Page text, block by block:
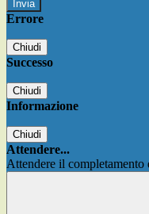
Errore
Chiudi
Successo
Chiudi
Informazione
Chiudi
Attendere...
Attendere il completamento